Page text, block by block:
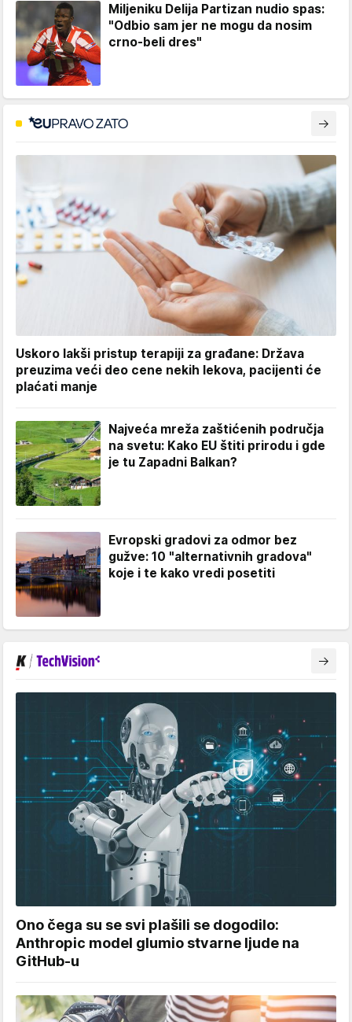
Miljeniku Delija Partizan nudio spas:
"Odbio sam jer ne mogu da nosim
crno-beli dres"
Uskoro lakši pristup terapiji za građane: Država
preuzima veći deo cene nekih lekova, pacijenti će
plaćati manje
Najveća mreža zaštićenih područja
na svetu: Kako EU štiti prirodu i gde
je tu Zapadni Balkan?
Evropski gradovi za odmor bez
gužve: 10 "alternativnih gradova"
koje i te kako vredi posetiti
Ono čega su se svi plašili se dogodilo:
Anthropic model glumio stvarne ljude na
GitHub-u